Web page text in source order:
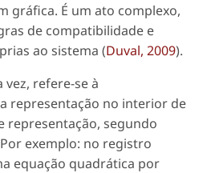
gráfica. É um ato complexo,
de compatibilidade e
ao sistema (Duval, 2009).
refere-se à
representação no interior de
representação, segundo
exemplo: no registro
equação quadrática por